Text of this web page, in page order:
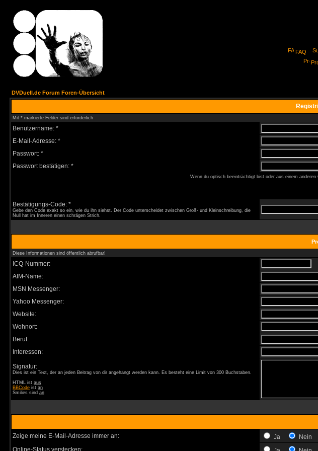
FAQ
DVDuell.de Forum Foren-Übersicht
Mit * markierte Felder sind erforderlich
Benutzername: *
E-Mail-Adresse: *
Passwort: *
Passwort bestätigen: *
Wenn du optisch beeinträchtigt bist oder aus einem
Bestätigungs-Code: *
Gebe den Code exakt so ein, wie du ihn siehst. Der Code unterscheidet zwischen Groß- und Kleinschreibung, die
Null hat im Inneren einen schrägen Strich.
Diese Informationen sind öffentlich abrufbar!
ICQ-Nummer:
AIM-Name:
MSN Messenger:
Yahoo Messenger:
Website:
Wohnort:
Beruf:
Interessen:
Signatur:
Dies ist ein Text, der an jeden Beitrag von dir angehängt werden kann. Es besteht eine Limit von 300 Buchstaben.
HTML ist aus
BBCode ist an
Smilies sind an
Zeige meine E-Mail-Adresse immer an: Ja
Nein
Online-Status verstecken: